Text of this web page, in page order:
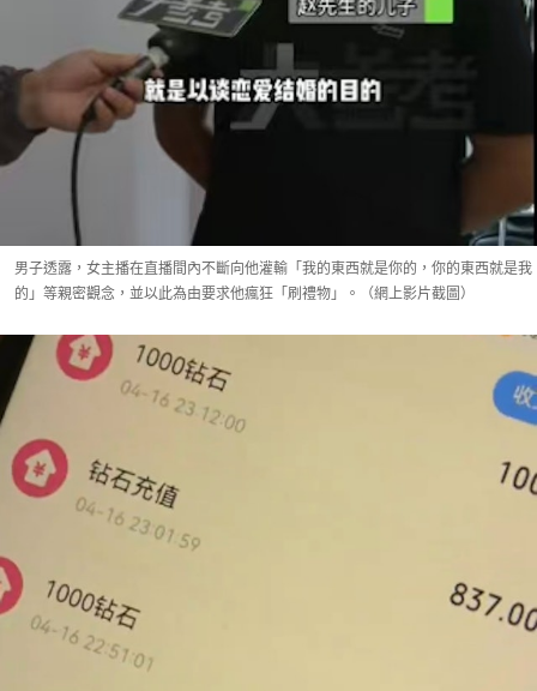
男子透露，女主播在直播間內不斷向他灌輸「我的東西就是你的，你的東西就是我
的」等親密觀念，並以此為由要求他瘋狂「刷禮物」。（網上影片截圖）